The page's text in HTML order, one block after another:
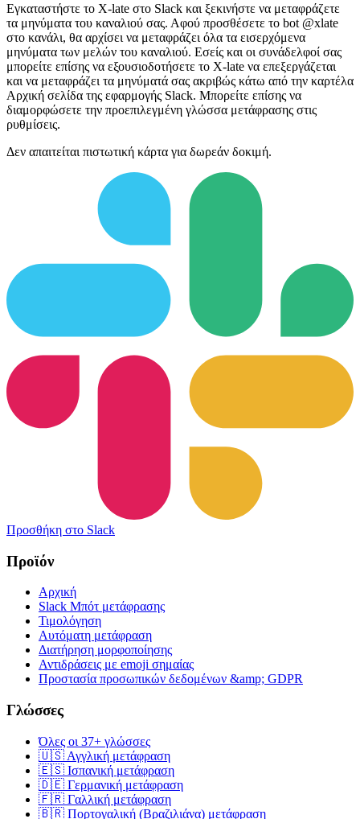
Εγκαταστήστε το X-late στο Slack και ξεκινήστε να μεταφράζετε
τα μηνύματα του καναλιού σας. Αφού προσθέσετε το bot @xlate
στο κανάλι, θα αρχίσει να μεταφράζει όλα τα εισερχόμενα
μηνύματα των μελών του καναλιού. Εσείς και οι συνάδελφοί σας
μπορείτε επίσης να εξουσιοδοτήσετε το X-late να επεξεργάζεται
και να μεταφράζει τα μηνύματά σας ακριβώς κάτω από την καρτέλα
Αρχική σελίδα της εφαρμογής Slack. Μπορείτε επίσης να
διαμορφώσετε την προεπιλεγμένη γλώσσα μετάφρασης στις
ρυθμίσεις.
Δεν απαιτείται πιστωτική κάρτα για δωρεάν δοκιμή.
Προσθήκη στο Slack
Προϊόν
Αρχική
Slack Μπότ μετάφρασης
Τιμολόγηση
Αυτόματη μετάφραση
Διατήρηση μορφοποίησης
Αντιδράσεις με emoji σημαίας
Προστασία προσωπικών δεδομένων &amp; GDPR
Γλώσσες
Όλες οι 37+ γλώσσες
🇺🇸 Αγγλική μετάφραση
🇪🇸 Ισπανική μετάφραση
🇩🇪 Γερμανική μετάφραση
🇫🇷 Γαλλική μετάφραση
🇧🇷 Πορτογαλική (Βραζιλιάνα) μετάφραση